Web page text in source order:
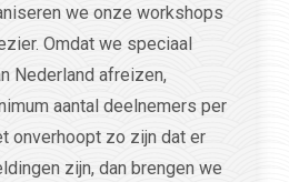
we onze workshops
Omdat we speciaal
Nederland afreizen,
aantal deelnemers per
onverhoopt zo zijn dat er
zijn, dan brengen we